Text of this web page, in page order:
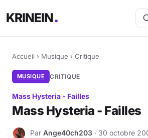
KRINEIN
Accueil › Musique › Critique
MUSIQUE CRITIQUE
Mass Hysteria - Failles
Mass Hysteria - Failles
A Par Ange40ch203 · 30 octobre